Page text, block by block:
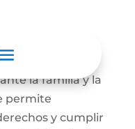
mediante
la familia y la
permite
y cumplir